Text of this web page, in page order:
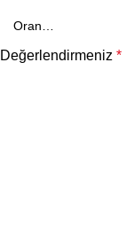
Değerlendirmeniz *